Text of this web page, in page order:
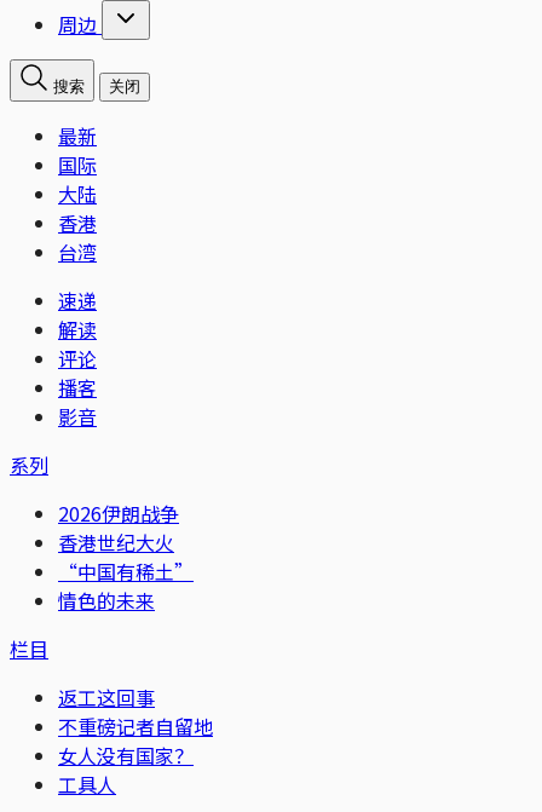
周边
搜索 关闭
最新
国际
大陆
香港
台湾
速递
解读
评论
播客
影音
系列
2026伊朗战争
香港世纪大火
“中国有稀土”
情色的未来
栏目
返工这回事
不重磅记者自留地
女人没有国家？
工具人